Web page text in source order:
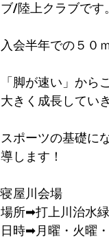
ブ/陸上クラブです。
入会半年での５０
「脚が速い」か
大きく成長してい
スポーツの基礎に
導します！
寝屋川会場
場所➡打上川治水
日時➡月曜・火曜